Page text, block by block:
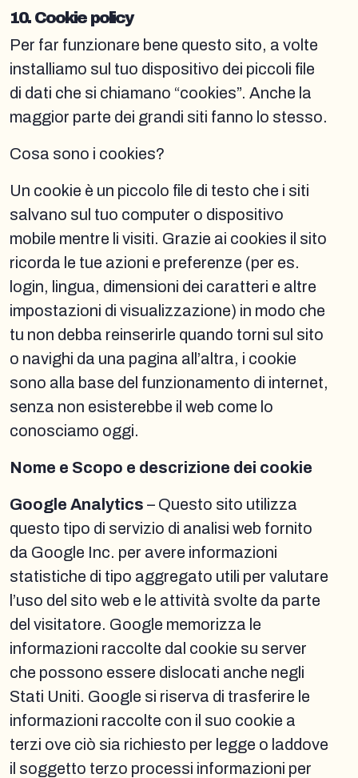
10. Cookie policy
Per far funzionare bene questo sito, a volte
installiamo sul tuo dispositivo dei piccoli file
di dati che si chiamano “cookies”. Anche la
maggior parte dei grandi siti fanno lo stesso.
Cosa sono i cookies?
Un cookie è un piccolo file di testo che i siti
salvano sul tuo computer o dispositivo
mobile mentre li visiti. Grazie ai cookies il sito
ricorda le tue azioni e preferenze (per es.
login, lingua, dimensioni dei caratteri e altre
impostazioni di visualizzazione) in modo che
tu non debba reinserirle quando torni sul sito
o navighi da una pagina all’altra, i cookie
sono alla base del funzionamento di internet,
senza non esisterebbe il web come lo
conosciamo oggi.
Nome e Scopo e descrizione dei cookie
Google Analytics – Questo sito utilizza
questo tipo di servizio di analisi web fornito
da Google Inc. per avere informazioni
statistiche di tipo aggregato utili per valutare
l’uso del sito web e le attività svolte da parte
del visitatore. Google memorizza le
informazioni raccolte dal cookie su server
che possono essere dislocati anche negli
Stati Uniti. Google si riserva di trasferire le
informazioni raccolte con il suo cookie a
terzi ove ciò sia richiesto per legge o laddove
il soggetto terzo processi informazioni per